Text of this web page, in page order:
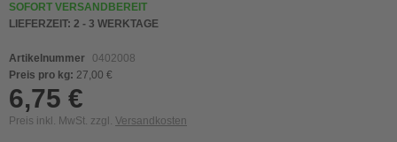
SOFORT VERSANDBEREIT
LIEFERZEIT: 2 - 3 WERKTAGE
Artikelnummer
0402008
Preis pro kg: 27,00 €
6,75 €
Preis inkl. MwSt. zzgl. Versandkosten
images
gallery